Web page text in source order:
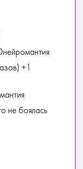
+1
не боялась